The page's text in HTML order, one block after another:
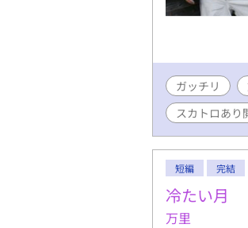
ガッチリ
スカトロあり
短編 完結
冷たい月
万里